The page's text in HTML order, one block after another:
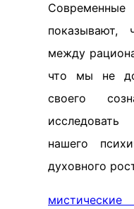
показывают,
между
что мы не
своего
нашего
духовного
мистические